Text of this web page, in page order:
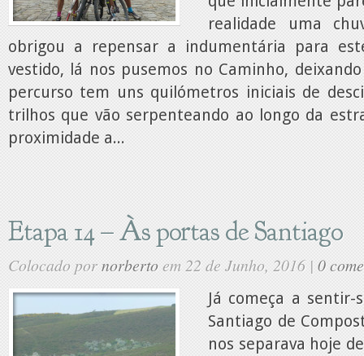
realidade uma
obrigou a repensar a indumentária para
vestido, lá nos pusemos no Caminho,
percurso tem uns quilómetros iniciais de
trilhos que vão serpenteando ao longo da
proximidade a...
Etapa 14 – Às portas de Santiago
Colocado pornorbertoem 22 de Junho, 2016 | 0
Já começa a
Santiago de
nos separava hoje